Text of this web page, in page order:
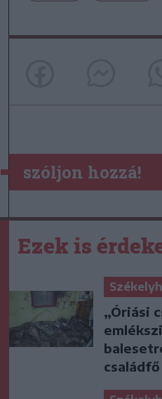
szóljon hozzá!
Ezek is
„Óriási
családfő